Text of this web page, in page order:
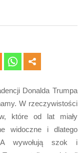
Donalda Trumpa
W rzeczywistości
które od lat miały
widoczne i dlatego
wywołują szok i